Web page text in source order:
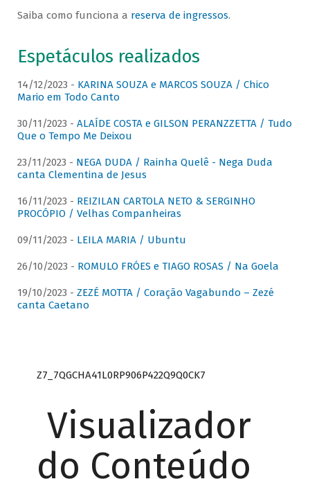
Saiba como funciona a reserva de ingressos.
Espetáculos realizados
14/12/2023 - KARINA SOUZA e MARCOS SOUZA / Chico
Mario em Todo Canto
30/11/2023 - ALAÍDE COSTA e GILSON PERANZZETTA / Tudo
Que o Tempo Me Deixou
23/11/2023 - NEGA DUDA / Rainha Quelê - Nega Duda
canta Clementina de Jesus
16/11/2023 - REIZILAN CARTOLA NETO & SERGINHO
PROCÓPIO / Velhas Companheiras
09/11/2023 - LEILA MARIA / Ubuntu
26/10/2023 - ROMULO FRÓES e TIAGO ROSAS / Na Goela
19/10/2023 - ZEZÉ MOTTA / Coração Vagabundo – Zezé
canta Caetano
Z7_7QGCHA41L0RP906P422Q9Q0CK7
Visualizador
do Conteúdo